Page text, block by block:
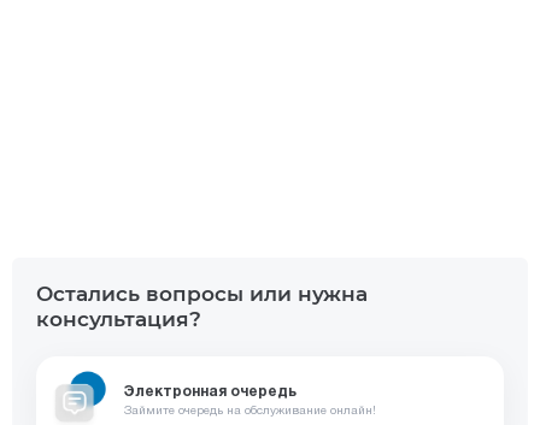
Остались вопросы или нужна
консультация?
Электронная очередь
Займите очередь на обслуживание онлайн!